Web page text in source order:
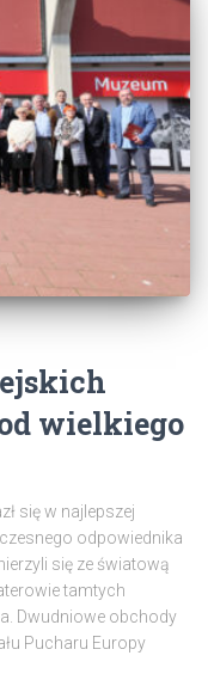
wielkiego
się w najlepszej
odpowiednika
się ze światową
tamtych
Dwudniowe obchody
Pucharu Europy